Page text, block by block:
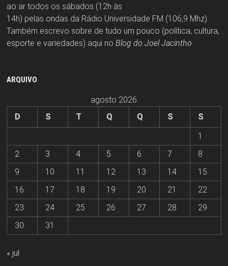
ao ar todos os sábados (12h às
14h) pelas ondas da Rádio Universidade FM (106,9 Mhz).
Também escrevo sobre de tudo um pouco (política, cultura,
esporte e variedades) aqui no Blog do Joel Jacintho.
ARQUIVO
agosto 2026
D
S T Q Q S
S
1
2
3 4 5 6 7
8
9
10 11 12 13 14
15
16
17 18 19 20 21
22
23
24 25 26 27 28
29
30
31
« jul